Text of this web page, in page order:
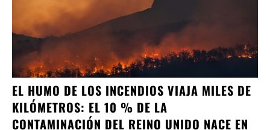
EL HUMO DE LOS INCENDIOS VIAJA MILES DE
KILÓMETROS: EL 10 % DE LA
CONTAMINACIÓN DEL REINO UNIDO NACE EN